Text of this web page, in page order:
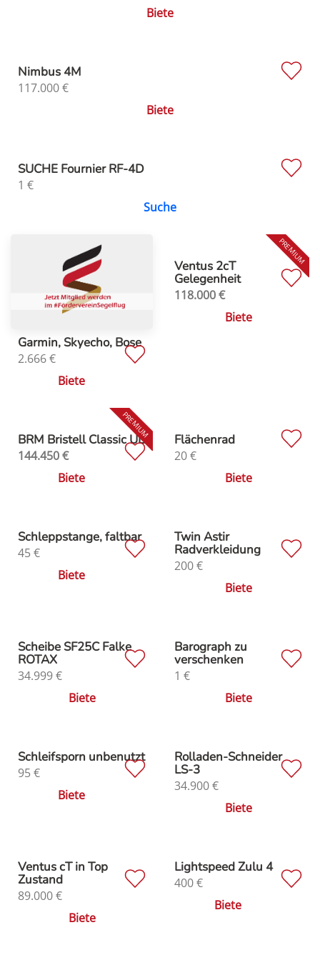
Biete
Nimbus 4M
117.000€
Biete
SUCHE Fournier RF-4D
1 €
Suche
Garmin, Skyecho, Bose
2.666€
Biete
Ventus 2cT
Gelegenheit
118.000€
Biete
BRM Bristell Classic UL
144.450€
Biete
Flächenrad
20€
Biete
Schleppstange, faltbar
45€
Biete
Twin Astir
Radverkleidung
200€
Biete
Scheibe SF25C Falke
ROTAX
34.999€
Biete
Barograph zu
verschenken
1 €
Biete
Schleifsporn unbenutzt
95€
Biete
Rolladen-Schneider
LS-3
34.900€
Biete
Ventus cT in Top
Zustand
89.000€
Biete
Lightspeed Zulu 4
400€
Biete